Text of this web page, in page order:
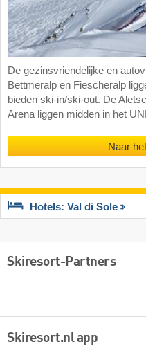
De gezinsvriendelijke en
Bettmeralp en Fiescheralp
bieden ski-in/ski-out. De
Arena liggen midden in het
Naar
Hotels: Val di Sole
Skiresort-Partners
Skiresort.nl app